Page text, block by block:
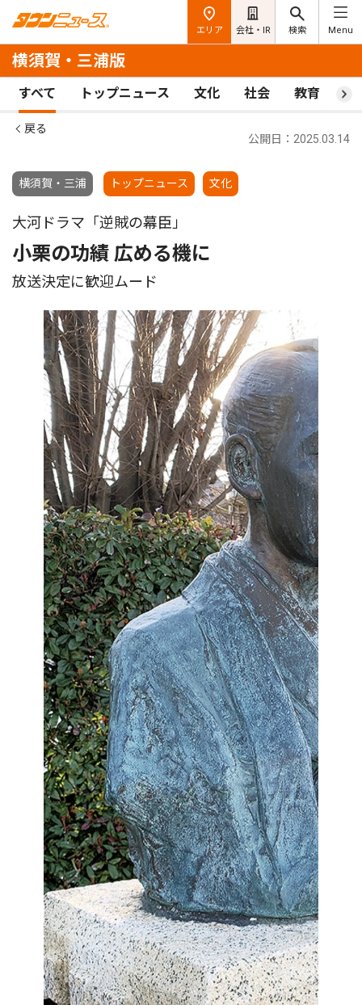
エリア 会社・IR 検索 Menu
横須賀・三浦版
すべて トップニュース 文化 社会 教育 ス
戻る
横須賀・三浦 トップニュース 文化
公開日：2025.03.14
大河ドラマ「逆賊の幕臣」
小栗の功績 広める機に
放送決定に歓迎ムード